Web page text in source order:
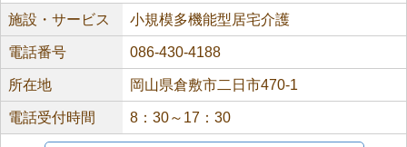
施設・サービス 小規模多機能型居宅介護
電話番号 086-430-4188
所在地 岡山県倉敷市二日市470-1
電話受付時間 8：30～17：30